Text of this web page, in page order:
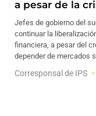
a pesar de la
Jefes de gobierno del
continuar la
financiera, a pesar del
depender de mercados
Corresponsal de IPS